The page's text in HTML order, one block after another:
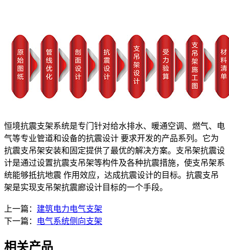
恒境抗震支架系统是专门针对给水排水、暖通空调、燃气、电
气等专业管道和设备的抗震设计 要求开发的产品系列。它为
抗震支吊架安装和固定提供了最优的解决方案。支吊架抗震设
计是通过设置抗震支吊架等构件及各种抗震措施，使支吊架系
统能够抵抗地震 作用效应，达成抗震设计的目标。抗震支吊
架是实现支吊架抗震廊设计目标的一个手段。
上一篇： 建筑电力电气支架
下一篇：
电气系统侧向支架
相关产品